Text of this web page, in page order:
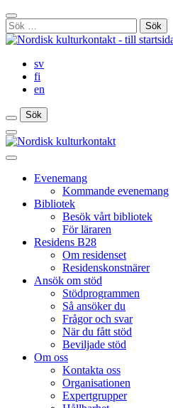
Gå
till
innehåll
Stäng
sökfält
Sök
efter:
sv
fi
en
Sök
Sök
Sök
Huvudmeny
Stäng
huvudmenyn
Evenemang
Kommande evenemang
Bibliotek
Besök vårt bibliotek
För läraren
Residens B28
Om residenset
Residenskonstnärer
Ansök om stöd
Stödprogrammen
Så ansöker du
Frågor och svar
När du fått stöd
Beviljade stöd
Om oss
Kontakta oss
Organisationen
Expertgrupper